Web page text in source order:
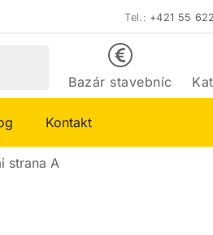
Tel.: +421 55
Bazár stavebníc
Kontakt
strana A